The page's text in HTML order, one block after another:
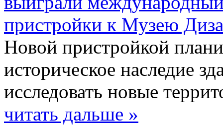
пристройки к Музею
Новой пристройкой
историческое наследие
исследовать новые
читать дальше »